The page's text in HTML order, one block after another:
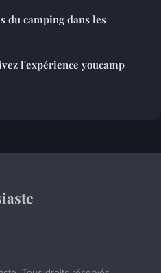
du camping dans les
l'expérience youcamp